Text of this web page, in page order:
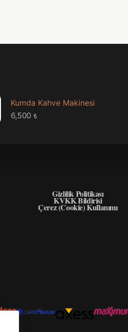
Kumda Kahve Makinesi
6,500 ₺
Gizlilik Politikası
KVKK Bildirisi
Çerez (Cookie) Kullanımı